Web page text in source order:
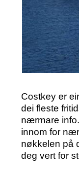
Costkey er
dei fleste
nærmare
innom for
nøkkelen på
deg vert for